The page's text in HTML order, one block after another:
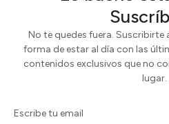
No te quedes fuera. Suscribirte
forma de estar al día con las
contenidos exclusivos que no
lugar.